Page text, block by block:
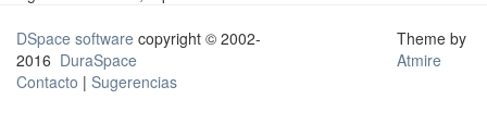
DSpace software copyright © 2002-
2016 DuraSpace
Contacto | Sugerencias
Theme by
Atmire